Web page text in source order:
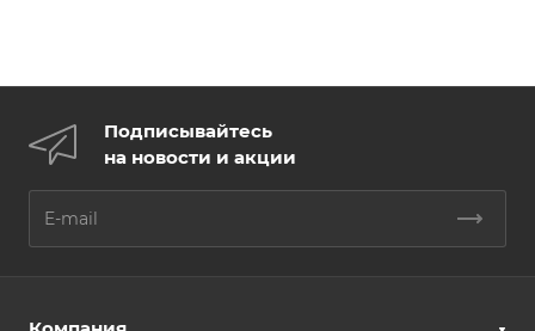
Подписывайтесь
на новости и акции